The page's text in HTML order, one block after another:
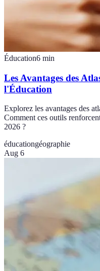
Éducation6 min
Les Avantages des
l'Éducation
Explorez les avantages des
Comment ces outils
2026 ?
éducationgéographie
Aug 6